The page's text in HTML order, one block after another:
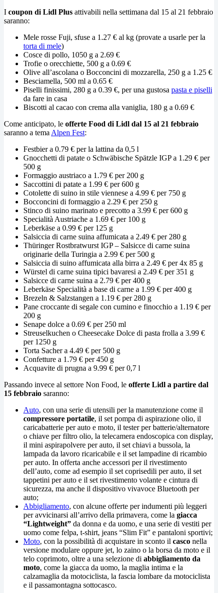
I coupon di Lidl Plus attivabili nella settimana dal 15 al 21 febbraio
saranno:
Mele rosse Fuji, sfuse a 1.27 € al kg (provate a usarle per la
torta di mele)
Cosce di pollo, 1050 g a 2.69 €
Trofie o orecchiette, 500 g a 0.69 €
Olive all’ascolana o Bocconcini di mozzarella, 250 g a 1.25 €
Besciamella, 500 ml a 0.65 €
Piselli finissimi, 280 g a 0.39 €, per una gustosa pasta e piselli
da fare in casa
Biscotti al cacao con crema alla vaniglia, 180 g a 0.69 €
Come anticipato, le offerte Food di Lidl dal 15 al 21 febbraio
saranno a tema Alpen Fest:
Festbier a 0.79 € per la lattina da 0,5 l
Gnocchetti di patate o Schwäbische Spätzle IGP a 1.29 € per
500 g
Formaggio austriaco a 1.79 € per 200 g
Saccottini di patate a 1.99 € per 600 g
Cotolette di suino in stile viennese a 4.99 € per 750 g
Bocconcini di formaggio a 2.29 € per 250 g
Stinco di suino marinato e precotto a 3.99 € per 600 g
Specialità Austriache a 1.69 € per 100 g
Leberkäse a 0.99 € per 125 g
Salsiccia di carne suina affumicata a 2.49 € per 280 g
Thüringer Rostbratwurst IGP – Salsicce di carne suina
originarie della Turingia a 2.99 € per 500 g
Salsiccia di suino affumicata alla birra a 2.49 € per 4x 85 g
Würstel di carne suina tipici bavaresi a 2.49 € per 351 g
Salsicce di carne suina a 2.79 € per 400 g
Leberkäse Specialità a base di carne a 1.99 € per 400 g
Brezeln & Salzstangen a 1.19 € per 280 g
Pane croccante di segale con cumino e finocchio a 1.19 € per
200 g
Senape dolce a 0.69 € per 250 ml
Streuselkuchen o Cheesecake Dolce di pasta frolla a 3.99 €
per 1250 g
Torta Sacher a 4.49 € per 500 g
Confetture a 1.79 € per 450 g
Acquavite di prugna a 9.99 € per 0,7 l
Passando invece al settore Non Food, le offerte Lidl a partire dal
15 febbraio saranno:
Auto, con una serie di utensili per la manutenzione come il
compressore portatile, il set pompa di aspirazione olio, il
caricabatterie per auto e moto, il tester per batterie/alternatore
o chiave per filtro olio, la telecamera endoscopica con display,
il mini aspirapolvere per auto, il set chiavi a bussola, la
lampada da lavoro ricaricabile e il set lampadine di ricambio
per auto. In offerta anche accessori per il rivestimento
dell’auto, come ad esempio il set coprisedili per auto, il set
tappetini per auto e il set rivestimento volante e cintura di
sicurezza, ma anche il dispositivo vivavoce Bluetooth per
auto;
Abbigliamento, con alcune offerte per indumenti più leggeri
per avvicinarsi all’arrivo della primavera, come la giacca
“Lightweight” da donna e da uomo, e una serie di vestiti per
uomo come felpa, t-shirt, jeans “Slim Fit” e pantaloni sportivi;
Moto, con la possibilità di acquistare in sconto il casco nella
versione modulare oppure jet, lo zaino o la borsa da moto e il
telo coprimoto, oltre a una selezione di abbigliamento da
moto, come la giacca da uomo, la maglia intima e la
calzamaglia da motociclista, la fascia lombare da motociclista
e il passamontagna sottocasco.